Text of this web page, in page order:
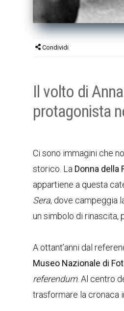
Condividi
Il volto di
protagonista
Ci sono immagini che
storico. La Donna della
appartiene a questa
Sera, dove campeggia
un simbolo di rinascita,
A ottant’anni dal
Museo Nazionale di
referendum. Al centro
trasformare la cronaca